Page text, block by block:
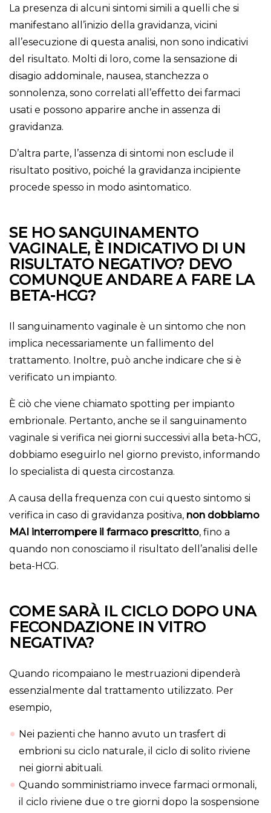
La presenza di alcuni sintomi simili a quelli che si
manifestano all’inizio della gravidanza, vicini
all’esecuzione di questa analisi, non sono indicativi
del risultato. Molti di loro, come la sensazione di
disagio addominale, nausea, stanchezza o
sonnolenza, sono correlati all’effetto dei farmaci
usati e possono apparire anche in assenza di
gravidanza.
D’altra parte, l’assenza di sintomi non esclude il
risultato positivo, poiché la gravidanza incipiente
procede spesso in modo asintomatico.
SE HO SANGUINAMENTO
VAGINALE, È INDICATIVO DI UN
RISULTATO NEGATIVO? DEVO
COMUNQUE ANDARE A FARE LA
BETA-HCG?
Il sanguinamento vaginale è un sintomo che non
implica necessariamente un fallimento del
trattamento. Inoltre, può anche indicare che si è
verificato un impianto.
È ciò che viene chiamato spotting per impianto
embrionale. Pertanto, anche se il sanguinamento
vaginale si verifica nei giorni successivi alla beta-hCG,
dobbiamo eseguirlo nel giorno previsto, informando
lo specialista di questa circostanza.
A causa della frequenza con cui questo sintomo si
verifica in caso di gravidanza positiva, non dobbiamo
MAI interrompere il farmaco prescritto, fino a
quando non conosciamo il risultato dell’analisi delle
beta-HCG.
COME SARÀ IL CICLO DOPO UNA
FECONDAZIONE IN VITRO
NEGATIVA?
Quando ricompaiano le mestruazioni dipenderà
essenzialmente dal trattamento utilizzato. Per
esempio,
Nei pazienti che hanno avuto un trasfert di
embrioni su ciclo naturale, il ciclo di solito riviene
nei giorni abituali.
Quando somministriamo invece farmaci ormonali,
il ciclo riviene due o tre giorni dopo la sospensione